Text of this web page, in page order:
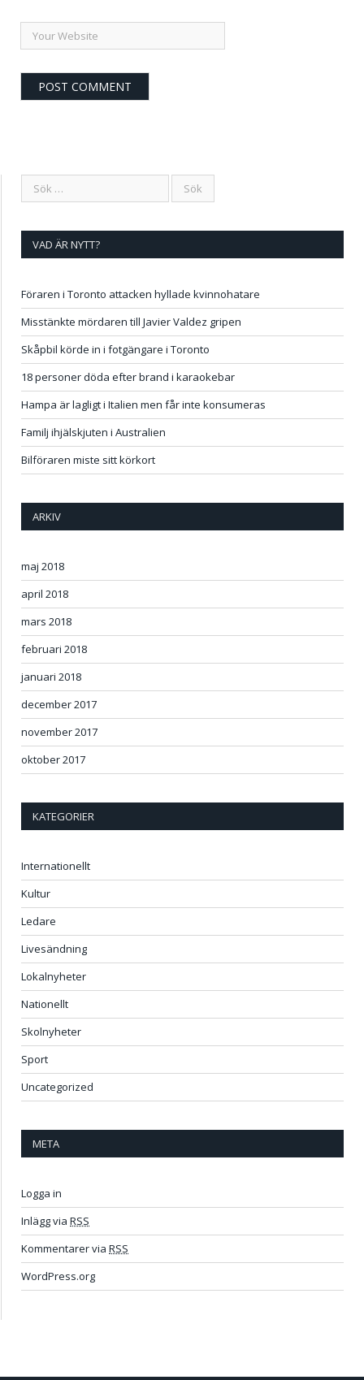
VAD ÄR NYTT?
Föraren i Toronto attacken hyllade kvinnohatare
Misstänkte mördaren till Javier Valdez gripen
Skåpbil körde in i fotgängare i Toronto
18 personer döda efter brand i karaokebar
Hampa är lagligt i Italien men får inte konsumeras
Familj ihjälskjuten i Australien
Bilföraren miste sitt körkort
ARKIV
maj 2018
april 2018
mars 2018
februari 2018
januari 2018
december 2017
november 2017
oktober 2017
KATEGORIER
Internationellt
Kultur
Ledare
Livesändning
Lokalnyheter
Nationellt
Skolnyheter
Sport
Uncategorized
META
Logga in
Inlägg via RSS
Kommentarer via RSS
WordPress.org